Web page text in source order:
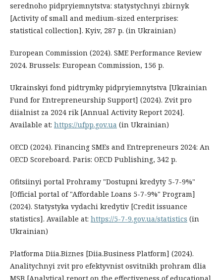
serednoho pidpryiemnytstva: statystychnyi zbirnyk
[Activity of small and medium-sized enterprises:
statistical collection]. Kyiv, 287 p. (in Ukrainian)
European Commission (2024). SME Performance Review
2024. Brussels: European Commission, 156 p.
Ukrainskyi fond pidtrymky pidpryiemnytstva [Ukrainian
Fund for Entrepreneurship Support] (2024). Zvit pro
diialnist za 2024 rik [Annual Activity Report 2024].
Available at: https://ufpp.gov.ua (in Ukrainian)
OECD (2024). Financing SMEs and Entrepreneurs 2024: An
OECD Scoreboard. Paris: OECD Publishing, 342 p.
Ofitsiinyi portal Prohramy "Dostupni kredyty 5-7-9%"
[Official portal of "Affordable Loans 5-7-9%" Program]
(2024). Statystyka vydachi kredytiv [Credit issuance
statistics]. Available at: https://5-7-9.gov.ua/statistics (in
Ukrainian)
Platforma Diia.Biznes [Diia.Business Platform] (2024).
Analitychnyi zvit pro efektyvnist osvitnikh prohram dlia
MSB [Analytical report on the effectiveness of educational